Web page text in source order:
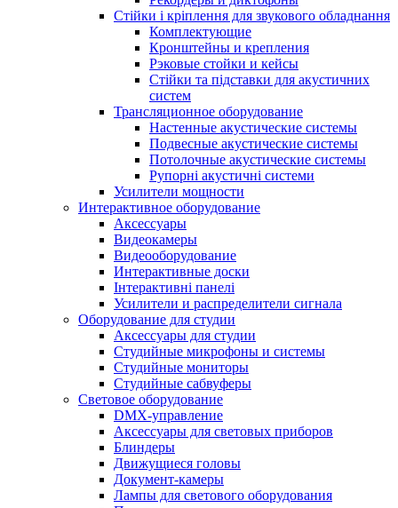
Стійки і кріплення для звукового обладнання
Комплектующие
Кронштейны и крепления
Рэковые стойки и кейсы
Стійки та підставки для акустичних
систем
Трансляционное оборудование
Настенные акустические системы
Подвесные акустические системы
Потолочные акустические системы
Рупорні акустичні системи
Усилители мощности
Интерактивное оборудование
Аксессуары
Видеокамеры
Видеооборудование
Интерактивные доски
Інтерактивні панелі
Усилители и распределители сигнала
Оборудование для студии
Аксессуары для студии
Студийные микрофоны и системы
Студийные мониторы
Студийные сабвуферы
Световое оборудование
DMX-управление
Аксессуары для световых приборов
Блиндеры
Движущиеся головы
Документ-камеры
Лампы для светового оборудования